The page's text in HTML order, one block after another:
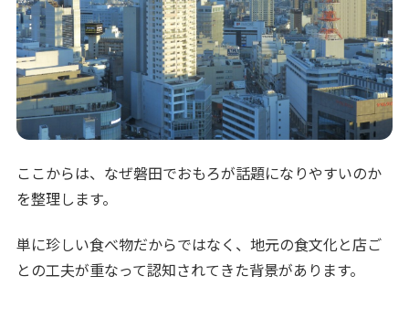
ここからは、なぜ磐田でおもろが話題になりやすいのか
を整理します。
単に珍しい食べ物だからではなく、地元の食文化と店ご
との工夫が重なって認知されてきた背景があります。